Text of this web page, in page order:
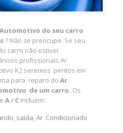
do seu carro
? Não se preocupe. Se seu
carro não estiver
profissionais Ar
K2 seremos peritos em
para reparo do Ar
de um carro. Os
A / Cincluem:
saída, Ar Condicionado